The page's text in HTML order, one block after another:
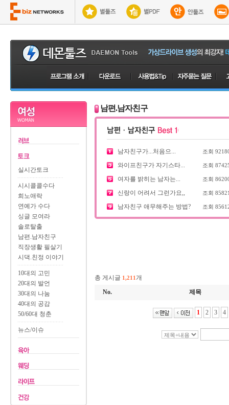
실시간토크
시시콜콜수다
희노애락
연예가 수다
싱글 모여라
솔로탈출
남편.남자친구
직장생활 필살기
시댁.친정 이야기
10대의 고민
20대의 발언
30대의 나눔
40대의 공감
50/60대 청춘
뉴스/이슈
남편.남자친구
남자친구가...처음으... 조회
와이프친구가 자기스타... 조회
여자를 밝히는 남자는... 조회
신랑이 어려서 그런가요,, 조회
남자친구 애무해주는 방법? 조회
총 게시글 1,211개
No.
제목
1 2 3 4